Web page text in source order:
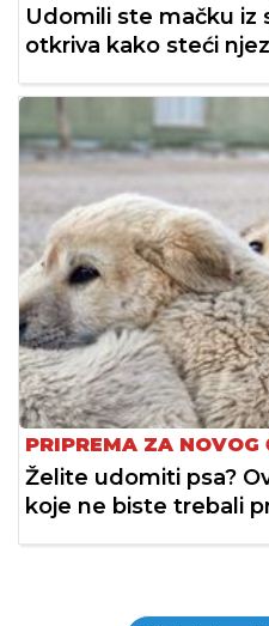
Udomili ste mačku iz
otkriva kako steći
PRIPREMA ZA NOVOG
Želite udomiti psa?
koje ne biste trebali